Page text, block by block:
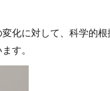
化に対して、科学的
す。